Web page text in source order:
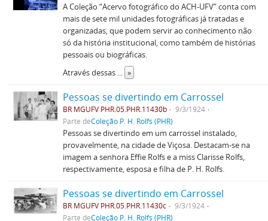
A Coleção “Acervo fotográfico do ACH-UFV” conta com
mais de sete mil unidades fotográficas já tratadas e
organizadas, que podem servir ao conhecimento não
só da história institucional, como também de histórias
pessoais ou biográficas.
Através dessas ... »
Pessoas se divertindo em Carrossel
BR MGUFV PHR.05.PHR.11430b
9/3/1924
Parte deColeção P. H. Rolfs (PHR)
Pessoas se divertindo em um carrossel instalado,
provavelmente, na cidade de Viçosa. Destacam-se na
imagem a senhora Effie Rolfs e a miss Clarisse Rolfs,
respectivamente, esposa e filha de P. H. Rolfs.
Pessoas se divertindo em Carrossel
BR MGUFV PHR.05.PHR.11430c
9/3/1924
Parte deColeção P. H. Rolfs (PHR)